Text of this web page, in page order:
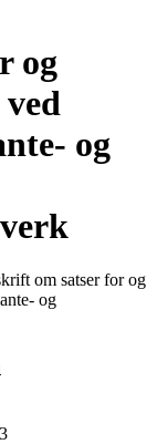
og
og
om satser for og
og